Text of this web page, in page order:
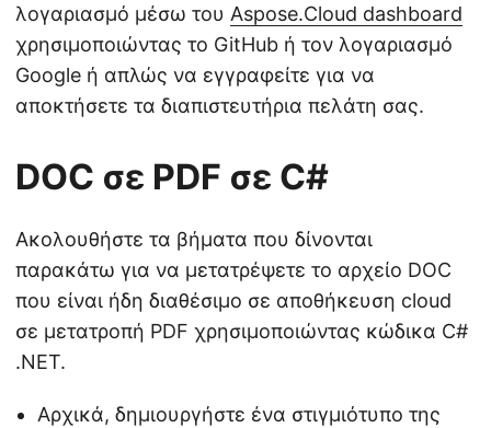
λογαριασμό μέσω του Aspose.Cloud dashboard
χρησιμοποιώντας το GitHub ή τον λογαριασμό
Google ή απλώς να εγγραφείτε για να
αποκτήσετε τα διαπιστευτήρια πελάτη σας.
DOC σε PDF σε C#
Ακολουθήστε τα βήματα που δίνονται
παρακάτω για να μετατρέψετε το αρχείο DOC
που είναι ήδη διαθέσιμο σε αποθήκευση cloud
σε μετατροπή PDF χρησιμοποιώντας κώδικα C#
.NET.
Αρχικά, δημιουργήστε ένα στιγμιότυπο της